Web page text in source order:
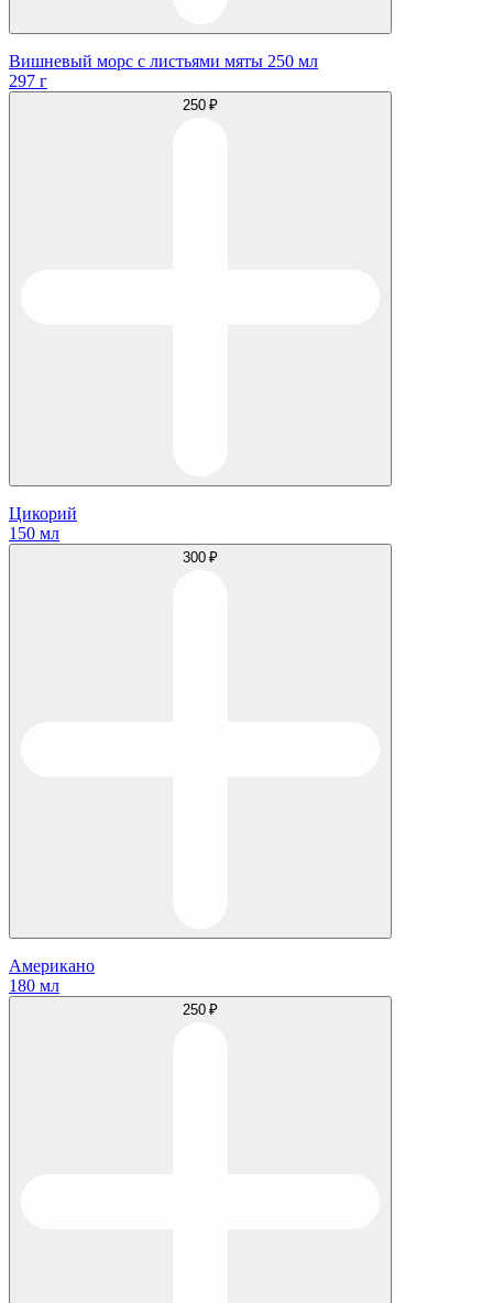
Вишневый морс с листьями мяты 250 мл
297 г
250 ₽
Цикорий
150 мл
300 ₽
Американо
180 мл
250 ₽